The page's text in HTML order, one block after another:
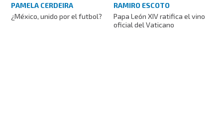
PAMELA CERDEIRA
¿México, unido por el futbol?
RAMIRO ESCOTO
Papa León XIV ratifica el vino
oficial del Vaticano